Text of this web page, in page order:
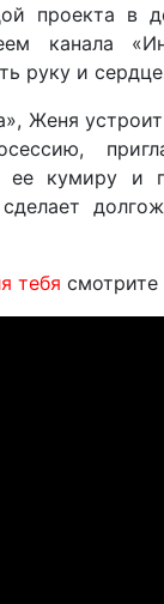
проекта в
канала
руку и
Женя
ее кумиру и
тебя смотрите